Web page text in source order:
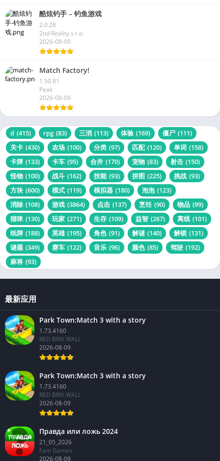
酷炫钓手 – 钓鱼游戏
2.0.28
2nd Reality s.r.o.
2026-08-09
Match Factory!
1.50.81
Peak
2026-08-09
d (415) rpg (83) 三消 (113) 体验 (169) 僵尸 (111)
关卡 (430) 农场 (100) 分类 (97) 匹配 (120) 单词 (158)
卡牌 (133) 卡车 (95) 合并 (170) 宠物 (83) 射击 (150)
怪物 (100) 战斗 (162) 技能 (93) 拼图 (225) 挑战 (93)
方块 (600) 模式 (119) 模拟器 (180) 泡泡 (123)
消除 (108) 游戏 (3864) 点击 (137) 烹饪 (90) 物品 (99)
猫咪 (130) 玩家 (271) 生存 (109) 益智 (267) 离线 (101)
纸牌 (188) 英雄 (195) 角色 (91) 解谜 (140) 解锁 (131)
谜题 (349) 赛车 (122) 音乐 (96) 颜色 (85) 驾驶 (192)
麻将 (93)
最新应用
Park Town:Match 3 with a story
1.73.4160
RED BRIX WALL
2026-08-09
Park Town:Match 3 with a story
1.73.4160
RED BRIX WALL
2026-08-09
Правда или ложь 2024
21_05_2026
Fam Games
2026-08-09